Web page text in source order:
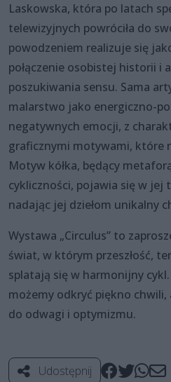
Laskowska, która po latach
telewizyjnych powróciła do
powodzeniem realizuje się
połączenie osobistej historii i
poszukiwania sensu. Sama
malarstwo jako energiczno-
negatywnych emocji, z
graficznymi motywami, które
Motyw kółka, będący
cykliczności, pojawia się w jej
nadając jej dziełom unikalny
Wystawa „Circulus” to
świat, w którym przeszłość,
splatają się w harmonijny
możemy odkryć piękno chwili,
do odwagi i optymizmu.
Udostępnij